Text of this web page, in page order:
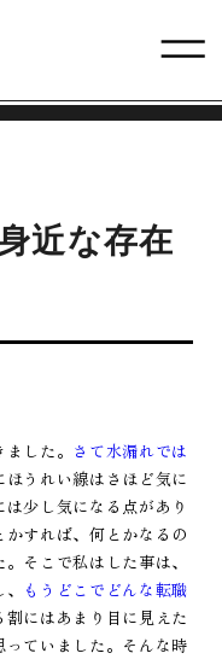
近な存在
した。 さて水漏れでは
ほうれい線はさほど気に
少し気になる点があり
すれば、何とかなるの
そこで私はした事は、
もうどこでどんな転職
割にはあまり目に見えた
ていました。そんな時